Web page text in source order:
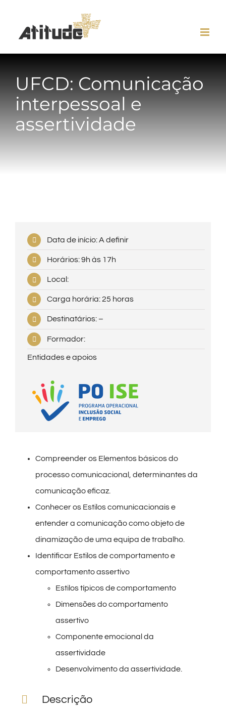
content
UFCD: Comunicação
interpessoal e
assertividade
Data de início: A definir
Horários: 9h às 17h
Local:
Carga horária: 25 horas
Destinatários: –
Formador:
Entidades e apoios
Compreender os Elementos básicos do
processo comunicacional, determinantes da
comunicação eficaz.
Conhecer os Estilos comunicacionais e
entender a comunicação como objeto de
dinamização de uma equipa de trabalho.
Identificar Estilos de comportamento e
comportamento assertivo
Estilos típicos de comportamento
Dimensões do comportamento
assertivo
Componente emocional da
assertividade
Desenvolvimento da assertividade.
Descrição